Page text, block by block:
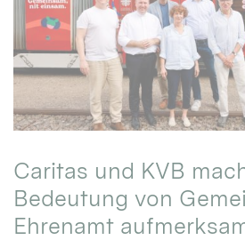
Caritas und KVB
Bedeutung von
Ehrenamt